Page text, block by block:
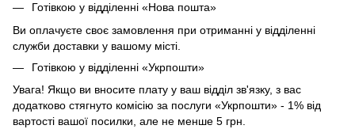
Готівкою у відділенні «Нова пошта»
Ви оплачуєте своє замовлення при отриманні у відділенні
служби доставки у вашому місті.
Готівкою у відділенні «Укрпошти»
Увага! Якщо ви вносите плату у ваш відділ зв'язку, з вас
додатково стягнуто комісію за послуги «Укрпошти» - 1% від
вартості вашої посилки, але не менше 5 грн.